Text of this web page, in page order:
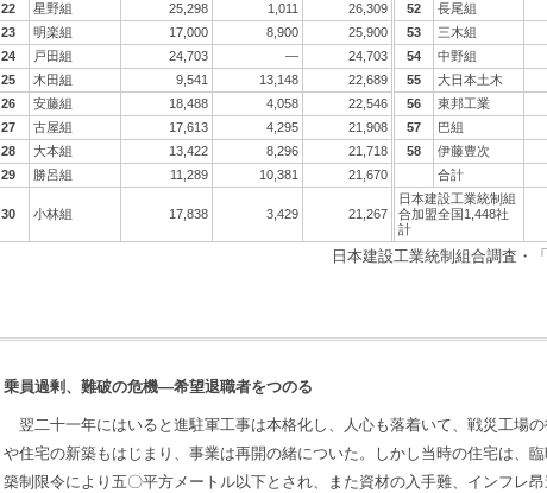
22
星野組 25,298 1,011 26,309 52 長尾組
23
明楽組 17,000 8,900 25,900 53 三木組
24
戸田組 24,703 ― 24,703 54 中野組
25
木田組 9,541 13,148 22,689 55 大日本土木
26
安藤組 18,488 4,058 22,546 56 東邦工業
27
古屋組 17,613 4,295 21,908 57 巴組
28
大本組 13,422 8,296 21,718 58 伊藤豊次
29
勝呂組 11,289 10,381 21,670 合計
30 小林組 17,838 3,429 21,267
日本建設工業統制組
合加盟全国1,448社
計
日本建設工業統制組合調査・
乗員過剰、難破の危機―希望退職者をつのる
翌二十一年にはいると進駐軍工事は本格化し、人心も落着いて、戦災工場の
や住宅の新築もはじまり、事業は再開の緒についた。しかし当時の住宅は、臨
築制限令により五〇平方メートル以下とされ、また資材の入手難、インフレ昂